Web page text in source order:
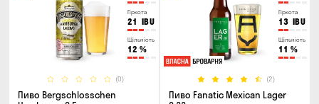
Гіркота
21 IBU
Щільність
12 %
(0)
Пиво Bergschlosschen
Гіркота
13 IBU
Щільність
11 %
(2)
Пиво Fanatic Mexican Lager